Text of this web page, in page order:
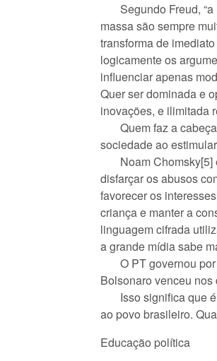
Segundo Freud, “a
massa são sempre
transforma de
logicamente os
influenciar apenas
Quer ser dominada e
inovações, e ilimitada
Quem faz a cabeça
sociedade ao
Noam Chomsky[5]
disfarçar os abusos
favorecer os
criança e manter a
linguagem cifrada
a grande mídia sabe
O PT governou por
Bolsonaro venceu
Isso significa que é
ao povo brasileiro.
Educação política